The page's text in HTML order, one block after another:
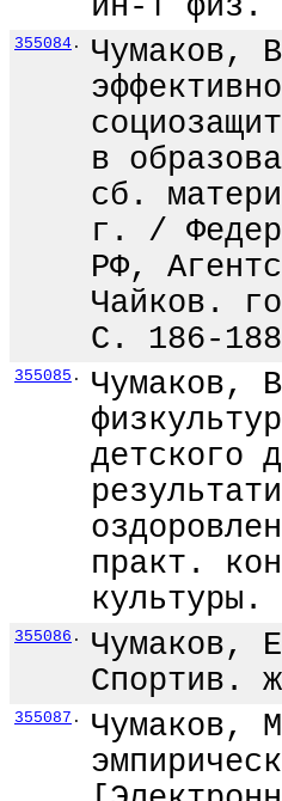
ин-т физ.
355084 .
Чумаков,
в
сб.
г. /
РФ,
Чайков.
С. 186-
355085 .
Чумаков,
детского
практ.
355086 .
Чумаков,
Спортив.
355087 .
Чумаков,